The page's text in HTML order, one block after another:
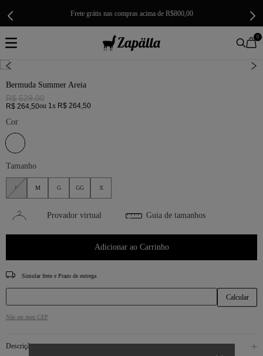
Frete grátis nas compras acima de R$800,00
0
Bermuda Summer Areia
R$ 529,00
R$ 264,50ou 1x R$ 264,50
Cor
Tamanho
P M G GG X
Provador virtual Guia de tamanhos
Adicionar ao Carrinho
CEP
Não sei meu CEP
Descrição